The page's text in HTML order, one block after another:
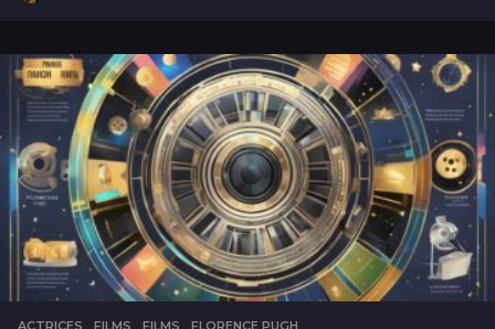
a
r
a
g
o